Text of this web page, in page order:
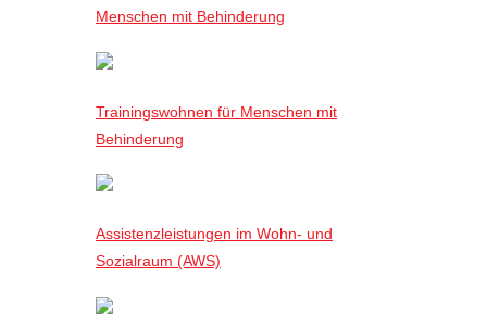
Menschen mit Behinderung
Trainingswohnen für Menschen mit
Behinderung
Assistenzleistungen im Wohn- und
Sozialraum (AWS)